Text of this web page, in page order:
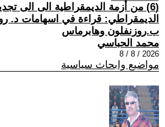
(6) من أزمة الديمقراطية الى الى
الديمقراطي: قراءة في اسهامات د.
ب.روزنفلون وهابرماس
محمد الحباسي
2026 / 8 / 8
مواضيع وابحاث سياسية